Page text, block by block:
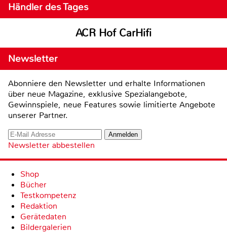
Händler des Tages
ACR Hof CarHifi
Newsletter
Abonniere den Newsletter und erhalte Informationen
über neue Magazine, exklusive Spezialangebote,
Gewinnspiele, neue Features sowie limitierte Angebote
unserer Partner.
Newsletter abbestellen
Shop
Bücher
Testkompetenz
Redaktion
Gerätedaten
Bildergalerien